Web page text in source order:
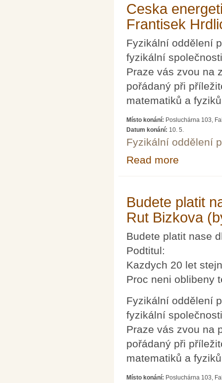
Ceska
Frantisek
Fyzikální oddělení
fyzikální
Praze vás zvou na
pořádaný při
matematiků a
Místo konání: Posluchárna 103,
Datum konání: 10. 5.
Fyzikální oddělení
Read more
Budete platit
Rut Bizkova
Budete platit nase
Podtitul:
Kazdych 20 let
Proc neni oblibeny
Fyzikální oddělení
fyzikální
Praze vás zvou na
pořádaný při
matematiků a
Místo konání: Posluchárna 103,